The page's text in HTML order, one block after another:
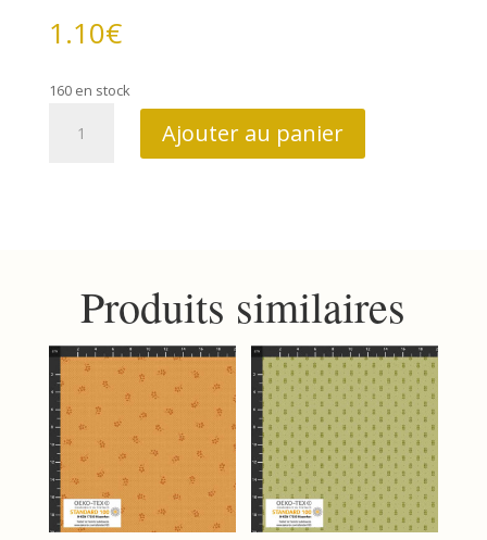
1.10€
160 en stock
Ajouter au panier
Produits similaires